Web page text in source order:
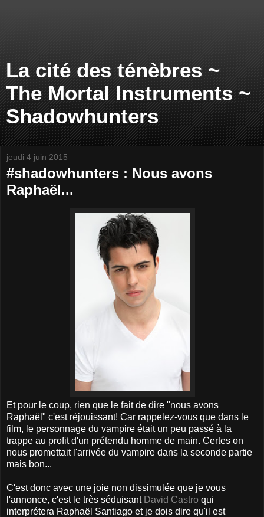
La cité des ténèbres ~
The Mortal Instruments ~
Shadowhunters
jeudi 4 juin 2015
#shadowhunters : Nous avons
Raphaël...
Et pour le coup, rien que le fait de dire "nous avons
Raphaël" c'est réjouissant! Car rappelez-vous que dans le
film, le personnage du vampire était un peu passé à la
trappe au profit d'un prétendu homme de main. Certes on
nous promettait l'arrivée du vampire dans la seconde partie
mais bon...
C'est donc avec une joie non dissimulée que je vous
l'annonce, c'est le très séduisant David Castro qui
interprétera Raphaël Santiago et je dois dire qu'il est